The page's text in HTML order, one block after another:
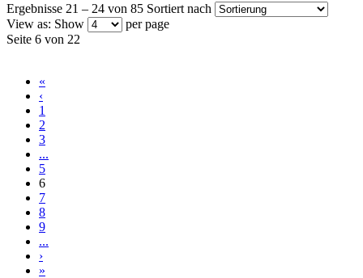
Ergebnisse 21 – 24 von 85 Sortiert nach
View as: Show
per page
Seite 6 von 22
«
‹
1
2
3
...
5
6
7
8
9
...
›
»